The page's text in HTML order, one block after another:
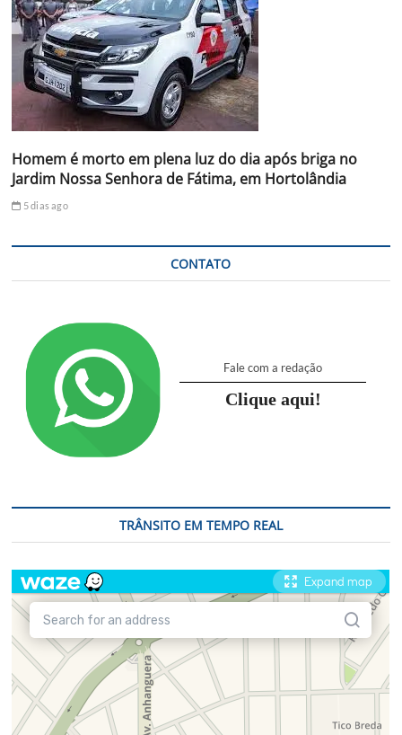
Homem é morto em plena luz do dia após briga no
Jardim Nossa Senhora de Fátima, em Hortolândia
5 dias ago
CONTATO
Fale com a redação
Clique aqui!
TRÂNSITO EM TEMPO REAL